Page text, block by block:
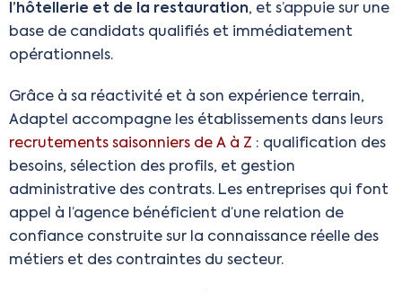
l’hôtellerie et de la restauration, et s’appuie sur une
base de candidats qualifiés et immédiatement
opérationnels.
Grâce à sa réactivité et à son expérience terrain,
Adaptel accompagne les établissements dans leurs
recrutements saisonniers de A à Z : qualification des
besoins, sélection des profils, et gestion
administrative des contrats. Les entreprises qui font
appel à l’agence bénéficient d’une relation de
confiance construite sur la connaissance réelle des
métiers et des contraintes du secteur.